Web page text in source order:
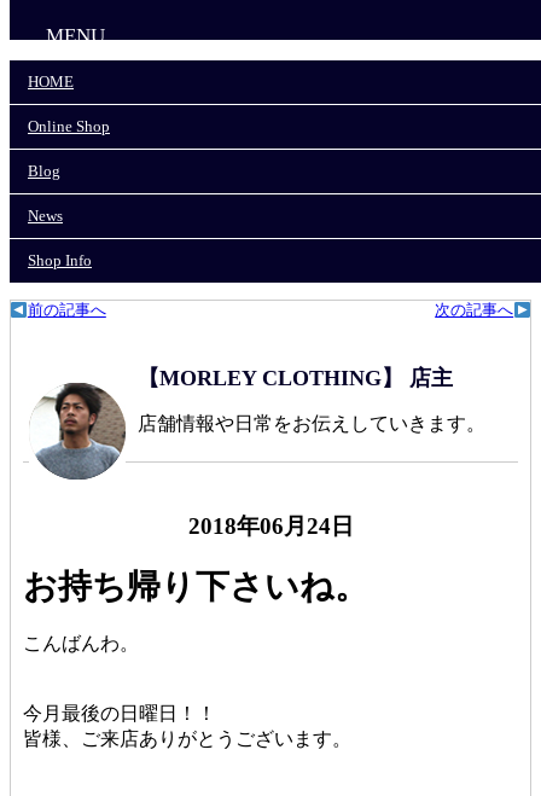
Online Shop
News
MENU
HOME
Online Shop
Blog
News
Shop Info
News>
次の記事へ
前の記事へ
【MORLEY CLOTHING】 店主
店舗情報や日常をお伝えしていきます。
2018年06月24日
お持ち帰り下さいね。
こんばんわ。
今月最後の日曜日！！
皆様、ご来店ありがとうございます。